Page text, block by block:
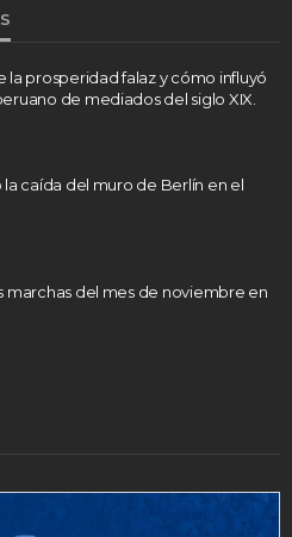
la prosperidad falaz y cómo influyó
de mediados del siglo XIX.
la caída del muro de Berlín en el
marchas del mes de noviembre en